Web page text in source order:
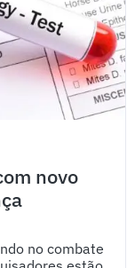
novo
no combate